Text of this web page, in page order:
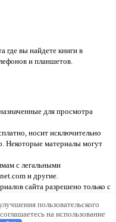
где вы найдете книги в
и планшетов.
для просмотра
носит исключительно
Некоторые материалы могут
с легальными
и другие.
сайта разрешено только с
пользовательского
на использование